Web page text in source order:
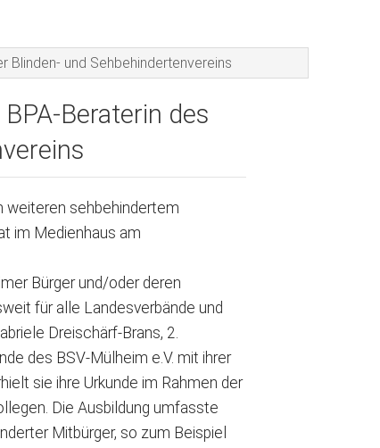
Blinden- und Sehbehindertenvereins
Beraterin des
weiteren sehbehindertem
im Medienhaus am
Bürger und/oder deren
für alle Landesverbände und
sie ihre Urkunde im Rahmen der
Die Ausbildung umfasste
Mitbürger, so zum Beispiel